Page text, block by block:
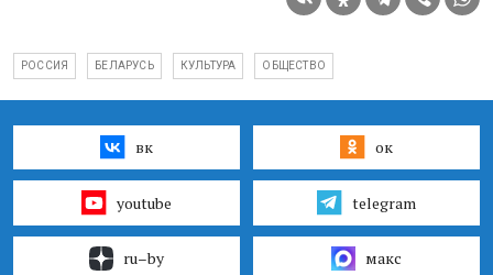
РОССИЯ БЕЛАРУСЬ КУЛЬТУРА ОБЩЕСТВО
вк ок
youtube telegram
ru–by макс